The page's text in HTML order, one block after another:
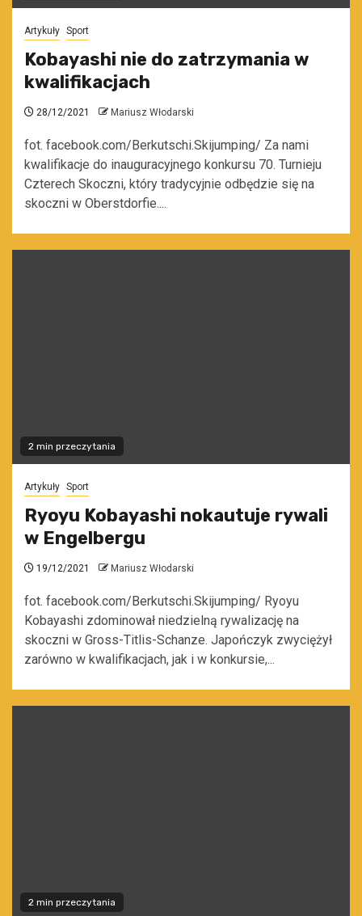
Artykuły Sport
Kobayashi nie do zatrzymania w
kwalifikacjach
28/12/2021 Mariusz Włodarski
fot. facebook.com/Berkutschi.Skijumping/ Za nami
kwalifikacje do inauguracyjnego konkursu 70. Turnieju
Czterech Skoczni, który tradycyjnie odbędzie się na
skoczni w Oberstdorfie....
2 min przeczytania
Artykuły Sport
Ryoyu Kobayashi nokautuje rywali
w Engelbergu
19/12/2021 Mariusz Włodarski
fot. facebook.com/Berkutschi.Skijumping/ Ryoyu
Kobayashi zdominował niedzielną rywalizację na
skoczni w Gross-Titlis-Schanze. Japończyk zwyciężył
zarówno w kwalifikacjach, jak i w konkursie,...
2 min przeczytania